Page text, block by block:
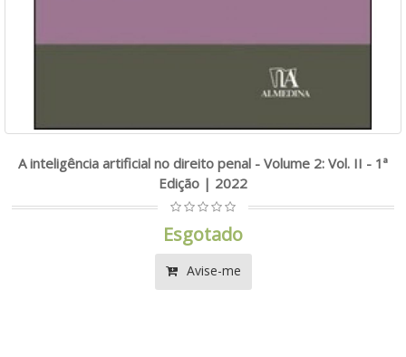
A inteligência artificial no direito penal - Volume 2: Vol. II - 1ª
Edição | 2022
Esgotado
Avise-me